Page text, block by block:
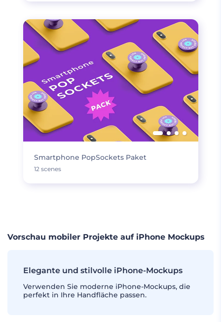
Smartphone PopSockets Paket
12 scenes
Vorschau mobiler Projekte auf iPhone Mockups
Elegante und stilvolle iPhone-Mockups
Verwenden Sie moderne iPhone-Mockups, die
perfekt in Ihre Handfläche passen.